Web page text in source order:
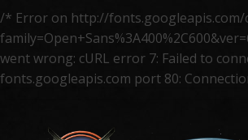
/* Error on http://fonts.googleapis.com/
went wrong: cURL error 7: Failed to
fonts.googleapis.com port 80: